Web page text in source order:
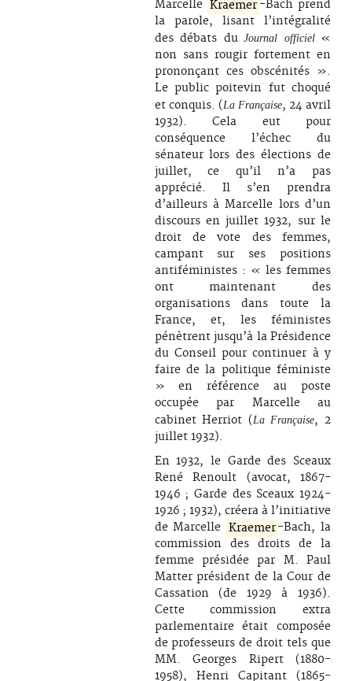
Marcelle Kraemer -Bach prend
la parole, lisant l’intégralité
des débats duJournal officiel«
non sans rougir fortement en
prononçant ces obscénités ».
Le public poitevin fut choqué
et conquis. (La Française, 24 avril
1932). Cela eut pour
conséquence l’échec du
sénateur lors des élections de
juillet, ce qu’il n’a pas
apprécié. Il s’en prendra
d’ailleurs à Marcelle lors d’un
discours en juillet 1932, sur le
droit de vote des femmes,
campant sur ses positions
antiféministes : « les femmes
ont maintenant des
organisations dans toute la
France, et, les féministes
pénètrent jusqu’à la Présidence
du Conseil pour continuer à y
faire de la politique féministe
» en référence au poste
occupée par Marcelle au
cabinet Herriot (La Française, 2
juillet 1932).
En 1932, le Garde des Sceaux
René Renoult (avocat, 1867-
1946 ; Garde des Sceaux 1924-
1926 ; 1932), créera à l’initiative
de Marcelle
Kraemer-Bach, la
commission des droits de la
femme présidée par M. Paul
Matter président de la Cour de
Cassation (de 1929 à 1936).
Cette commission extra
parlementaire était composée
de professeurs de droit tels que
MM. Georges Ripert (1880-
1958), Henri Capitant (1865-